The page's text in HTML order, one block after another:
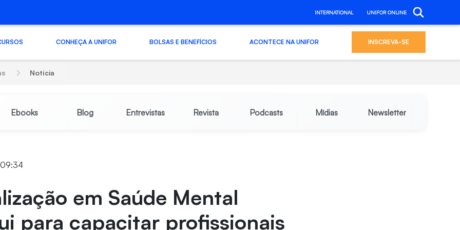
INTERNATIONAL UNIFOR ONLINE
CONHEÇA A UNIFOR BOLSAS E BENEFÍCIOS ACONTECE NA UNIFOR INSCREVA-SE
Notícia
Ebooks Blog Entrevistas Revista Podcasts Mídias Newsletter
09:34
em Saúde Mental
para capacitar profissionais